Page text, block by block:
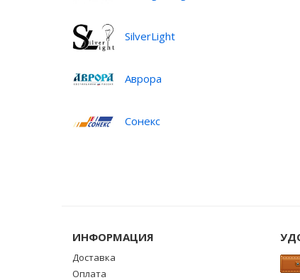
SilverLight
Аврора
Сонекс
ИНФОРМАЦИЯ
Доставка
Оплата